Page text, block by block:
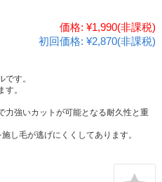
価格: ¥1,990(非課税)
初回価格: ¥2,870(非課税)
す。
。
力強いカットが可能となる耐久性と重
し毛が逃げにくくしてあります。